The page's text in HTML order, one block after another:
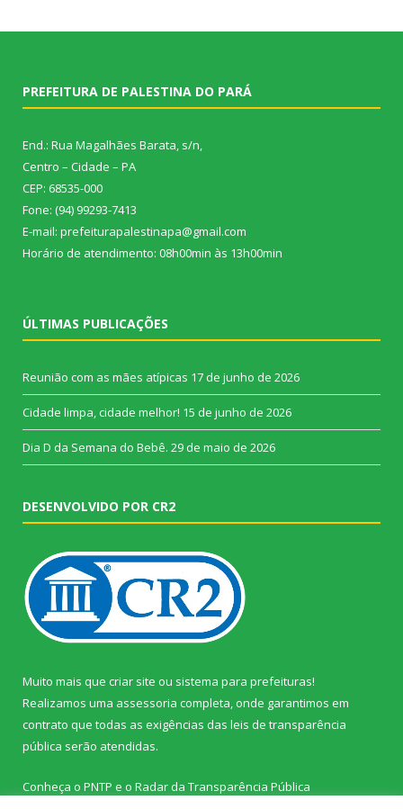
PREFEITURA DE PALESTINA DO PARÁ
End.: Rua Magalhães Barata, s/n,
Centro – Cidade – PA
CEP: 68535-000
Fone: (94) 99293-7413
E-mail: prefeiturapalestinapa@gmail.com
Horário de atendimento: 08h00min às 13h00min
ÚLTIMAS PUBLICAÇÕES
Reunião com as mães atípicas 17 de junho de 2026
Cidade limpa, cidade melhor! 15 de junho de 2026
Dia D da Semana do Bebê. 29 de maio de 2026
DESENVOLVIDO POR CR2
Muito mais que criar site ou sistema para prefeituras!
Realizamos uma assessoria completa, onde garantimos em
contrato que todas as exigências das leis de transparência
pública serão atendidas.
Conheça o PNTP e o Radar da Transparência Pública